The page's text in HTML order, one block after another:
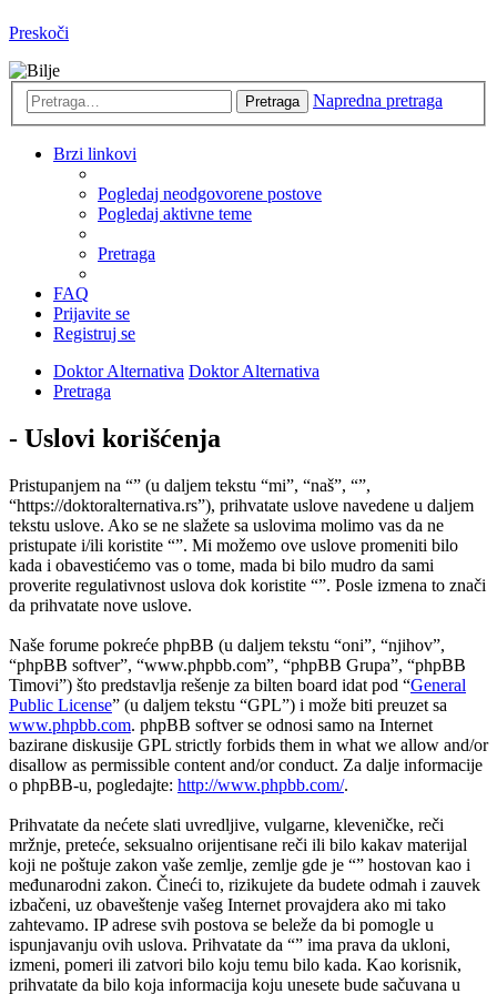
Preskoči
Pretraga Napredna pretraga
Brzi linkovi
Pogledaj neodgovorene postove
Pogledaj aktivne teme
Pretraga
FAQ
Prijavite se
Registruj se
Doktor Alternativa Doktor Alternativa
Pretraga
- Uslovi korišćenja
Pristupanjem na “” (u daljem tekstu “mi”, “naš”, “”,
“https://doktoralternativa.rs”), prihvatate uslove navedene u daljem
tekstu uslove. Ako se ne slažete sa uslovima molimo vas da ne
pristupate i/ili koristite “”. Mi možemo ove uslove promeniti bilo
kada i obavestićemo vas o tome, mada bi bilo mudro da sami
proverite regulativnost uslova dok koristite “”. Posle izmena to znači
da prihvatate nove uslove.
Naše forume pokreće phpBB (u daljem tekstu “oni”, “njihov”,
“phpBB softver”, “www.phpbb.com”, “phpBB Grupa”, “phpBB
Timovi”) što predstavlja rešenje za bilten board idat pod “General
Public License” (u daljem tekstu “GPL”) i može biti preuzet sa
www.phpbb.com. phpBB softver se odnosi samo na Internet
bazirane diskusije GPL strictly forbids them in what we allow and/or
disallow as permissible content and/or conduct. Za dalje informacije
o phpBB-u, pogledajte: http://www.phpbb.com/.
Prihvatate da nećete slati uvredljive, vulgarne, kleveničke, reči
mržnje, preteće, seksualno orijentisane reči ili bilo kakav materijal
koji ne poštuje zakon vaše zemlje, zemlje gde je “” hostovan kao i
međunarodni zakon. Čineći to, rizikujete da budete odmah i zauvek
izbačeni, uz obaveštenje vašeg Internet provajdera ako mi tako
zahtevamo. IP adrese svih postova se beleže da bi pomogle u
ispunjavanju ovih uslova. Prihvatate da “” ima prava da ukloni,
izmeni, pomeri ili zatvori bilo koju temu bilo kada. Kao korisnik,
prihvatate da bilo koja informacija koju unesete bude sačuvana u